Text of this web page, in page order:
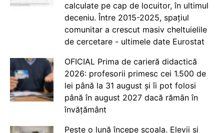
calculate pe cap de locuitor, în ultimul
deceniu. Între 2015-2025, spațiul
comunitar a crescut masiv cheltuielile
de cercetare - ultimele date Eurostat
OFICIAL Prima de carieră didactică
2026: profesorii primesc cei 1.500 de
lei până la 31 august și îi pot folosi
până în august 2027 dacă rămân în
învățământ
Peste o lună începe școala. Elevii și